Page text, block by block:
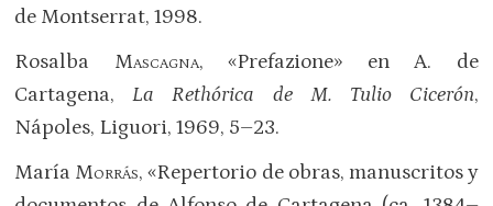
de Montserrat, 1998.
Rosalba Mascagna, «Prefazione» en A. de
Cartagena,La Rethórica de M. Tulio Cicerón,
Nápoles, Liguori, 1969, 5–23.
María Morrás, «Repertorio de obras, manuscritos y